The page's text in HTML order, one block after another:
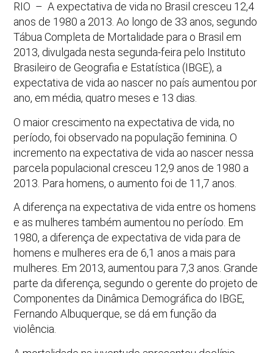
RIO – A expectativa de vida no Brasil cresceu 12,4
anos de 1980 a 2013. Ao longo de 33 anos, segundo
Tábua Completa de Mortalidade para o Brasil em
2013, divulgada nesta segunda-feira pelo Instituto
Brasileiro de Geografia e Estatística (IBGE), a
expectativa de vida ao nascer no país aumentou por
ano, em média, quatro meses e 13 dias.
O maior crescimento na expectativa de vida, no
período, foi observado na população feminina. O
incremento na expectativa de vida ao nascer nessa
parcela populacional cresceu 12,9 anos de 1980 a
2013. Para homens, o aumento foi de 11,7 anos.
A diferença na expectativa de vida entre os homens
e as mulheres também aumentou no período. Em
1980, a diferença de expectativa de vida para de
homens e mulheres era de 6,1 anos a mais para
mulheres. Em 2013, aumentou para 7,3 anos. Grande
parte da diferença, segundo o gerente do projeto de
Componentes da Dinâmica Demográfica do IBGE,
Fernando Albuquerque, se dá em função da
violência.